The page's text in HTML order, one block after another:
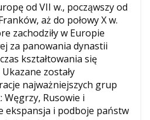
od VII w., począwszy od
aż do połowy X w.
zachodziły w Europie
za panowania dynastii
kształtowania się
zostały
najważniejszych grup
Węgrzy, Rusowie i
ekspansja i podboje państw